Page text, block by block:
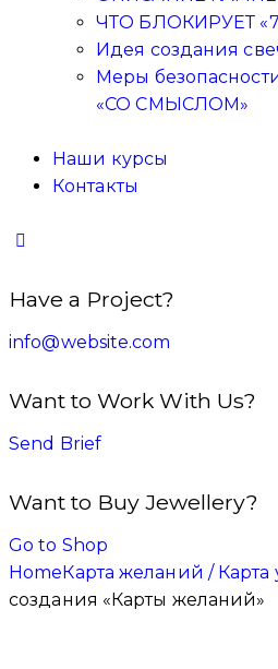
ЧТО БЛОКИРУЕТ
Идея создания
Меры
«СО СМЫСЛОМ»
Наши курсы
Контакты
Have a Project?
info@website.com
Want to Work With Us?
Send Brief
Want to Buy Jewellery?
Go to Shop
HomeКарта желаний / Карта
создания «Карты желаний»